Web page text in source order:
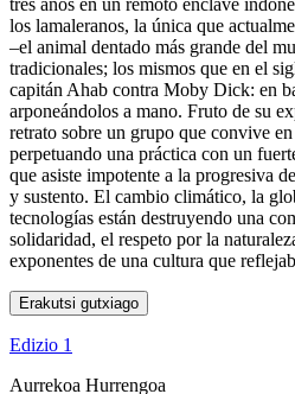
los lamaleranos, la única que
–el animal dentado más grande del
tradicionales; los mismos que en el
capitán Ahab contra Moby Dick: en
arponeándolos a mano. Fruto de su
retrato sobre un grupo que convive
perpetuando una práctica con un
que asiste impotente a la progresiva
y sustento. El cambio climático, la
tecnologías están destruyendo una
solidaridad, el respeto por la
exponentes de una cultura que
Erakutsi gutxiago
Edizio 1
Aurrekoa Hurrengoa